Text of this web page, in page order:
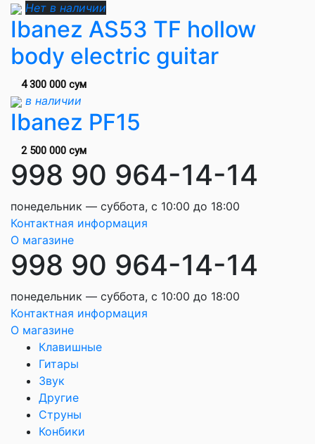
Нет в наличии
Ibanez AS53 TF hollow
body electric guitar
4 300 000 сум
в наличии
Ibanez PF15
2 500 000 сум
998 90 964-14-14
понедельник — суббота, с 10:00 до 18:00
Контактная информация
О магазине
998 90 964-14-14
понедельник — суббота, с 10:00 до 18:00
Контактная информация
О магазине
Клавишные
Гитары
Звук
Другие
Струны
Конбики